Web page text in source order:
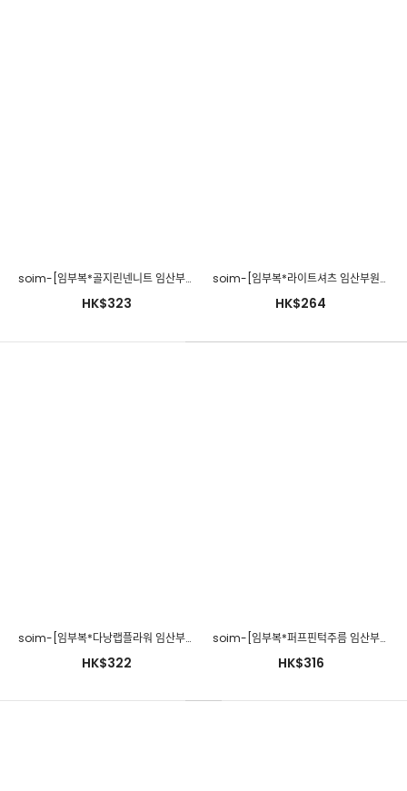
soim-[임부복*골지린넨니트 임산부원피스]♡韓國孕婦裝連身裙
HK$323
soim-[임부복*라이트셔츠 임산부원피스]♡韓國孕婦裝連身裙
HK$264
soim-[임부복*다낭랩플라워 임산부원피스]♡韓國孕婦裝連身裙
HK$322
soim-[임부복*퍼프핀턱주름 임산부원피스]♡韓國孕婦裝連身裙
HK$316